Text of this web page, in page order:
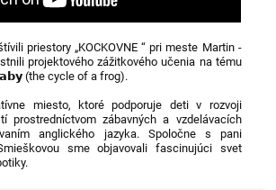
priestory „KOCKOVNE “ pri meste Martin -
projektového zážitkového učenia na tému
(the cycle of a frog).
miesto, ktoré podporuje deti v rozvoji
prostredníctvom zábavných a vzdelávacích
anglického jazyka. Spoločne s pani
sme objavovali fascinujúci svet